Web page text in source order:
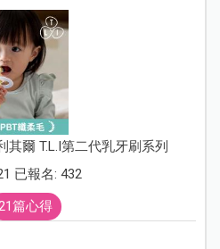
其爾 T.L.I第二代乳牙刷系列
已報名: 432
篇心得